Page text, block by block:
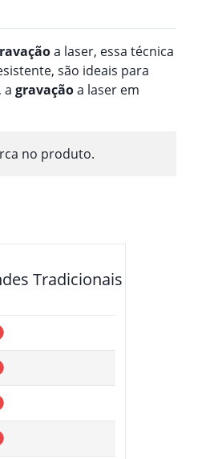
a laser, essa técnica
são ideais para
a gravaçãoa laser em
no produto.
Tradicionais